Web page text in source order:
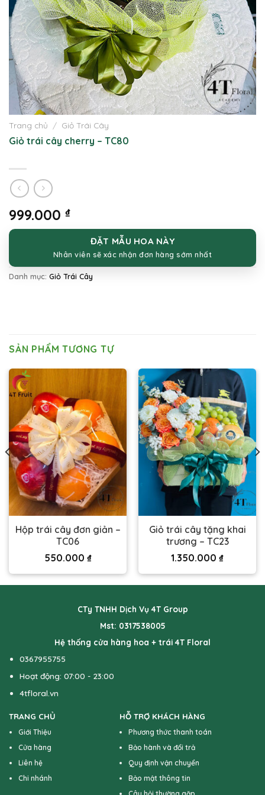
Trang chủ / Giỏ Trái Cây
Giỏ trái cây cherry – TC80
999.000 ₫
ĐẶT MẪU HOA NÀY
Nhân viên sẽ xác nhận đơn hàng sớm nhất
Danh mục: Giỏ Trái Cây
SẢN PHẨM TƯƠNG TỰ
Hộp trái cây đơn giản –
TC06
550.000 ₫
Giỏ trái cây tặng khai
trương – TC23
1.350.000 ₫
CTy TNHH Dịch Vụ 4T Group
Mst: 0317538005
Hệ thống cửa hàng hoa + trái 4T Floral
0367955755
Hoạt động: 07:00 - 23:00
4tfloral.vn
TRANG CHỦ
Giới Thiệu
Cửa hàng
Liên hệ
Chi nhánh
HỖ TRỢ KHÁCH HÀNG
Phương thức thanh toán
Bảo hành và đổi trả
Quy định vận chuyển
Bảo mật thông tin